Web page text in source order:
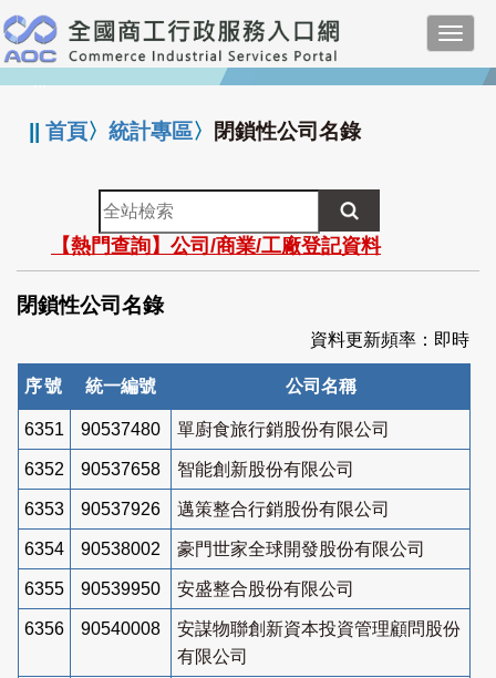
跳
到
主
要
:::
||首頁〉統計專區〉 閉鎖性公司名錄
全
站
檢
索
【熱門查詢】公司/商業/工廠登記資料
閉鎖性公司名錄
資料更新頻率：即時
序號 統一編號 公司名稱
6351 90537480 單廚食旅行銷股份有限公司
6352 90537658 智能創新股份有限公司
6353 90537926 邁策整合行銷股份有限公司
6354 90538002 豪門世家全球開發股份有限公司
6355 90539950 安盛整合股份有限公司
6356 90540008
安謀物聯創新資本投資管理顧問股份
有限公司